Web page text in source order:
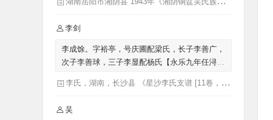
李剑
李成馀。字裕亭，号庆圃配梁氏，长子李善广，
次子李善球，三子李显配杨氏【永乐九年任浔州
葬广西】
李氏，湖南，长沙县 《星沙李氏支谱 [11卷，首1卷](别名：李氏家乘)》李芳城 ...[等]主修 ; 李沛华 ... [等]纂修
吴